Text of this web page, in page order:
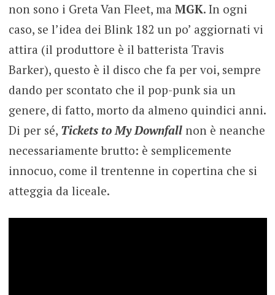
non sono i Greta Van Fleet, ma MGK. In ogni
caso, se l’idea dei Blink 182 un po’ aggiornati vi
attira (il produttore è il batterista Travis
Barker), questo è il disco che fa per voi, sempre
dando per scontato che il pop-punk sia un
genere, di fatto, morto da almeno quindici anni.
Di per sé, Tickets to My Downfallnon è neanche
necessariamente brutto: è semplicemente
innocuo, come il trentenne in copertina che si
atteggia da liceale.